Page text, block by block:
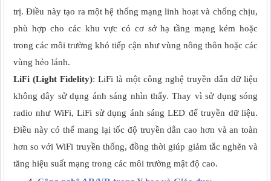
trị. Điều này tạo ra một hệ thống mạng linh hoạt và chống chịu,
phù hợp cho các khu vực có cơ sở hạ tầng mạng kém hoặc
trong các môi trường khó tiếp cận như vùng nông thôn hoặc các
vùng hẻo lánh.
LiFi (Light Fidelity): LiFi là một công nghệ truyền dẫn dữ liệu
không dây sử dụng ánh sáng nhìn thấy. Thay vì sử dụng sóng
radio như WiFi, LiFi sử dụng ánh sáng LED để truyền dữ liệu.
Điều này có thể mang lại tốc độ truyền dẫn cao hơn và an toàn
hơn so với WiFi truyền thống, đồng thời giúp giảm tắc nghẽn và
tăng hiệu suất mạng trong các môi trường mật độ cao.